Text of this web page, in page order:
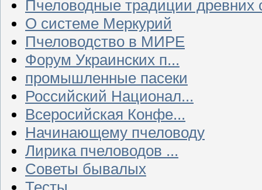
Пчеловодные традиции древних
О системе Меркурий
Пчеловодство в МИРЕ
Форум Украинских п...
промышленные пасеки
Российский Национал...
Всеросийская Конфе...
Начинающему пчеловоду
Лирика пчеловодов ...
Советы бывалых